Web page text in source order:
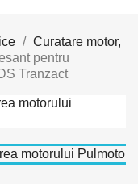
Curatare motor,
pentru
Tranzact